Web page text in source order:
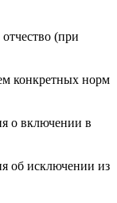
(при
конкретных норм
о включении в
об исключении из